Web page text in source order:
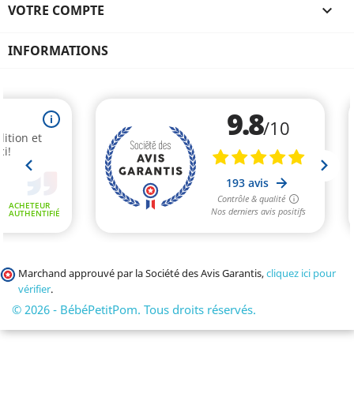
VOTRE COMPTE 
INFORMATIONS
Marchand approuvé par la Société des Avis Garantis,cliquez ici pour
vérifier.
© 2026 - BébéPetitPom. Tous droits réservés.